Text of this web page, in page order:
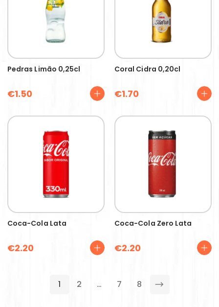
Pedras Limão 0,25cl
€1.50
Coral Cidra 0,20cl
€1.70
Coca-Cola Lata
€2.20
Coca-Cola Zero Lata
€2.20
1 2 … 7 8